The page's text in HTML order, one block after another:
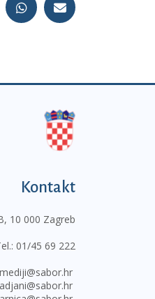
Kontakt
10 000 Zagreb
01/45 69 222
mediji@sabor.hr